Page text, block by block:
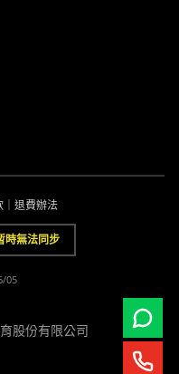
退費辦法
時無法同步
05
股份有限公司